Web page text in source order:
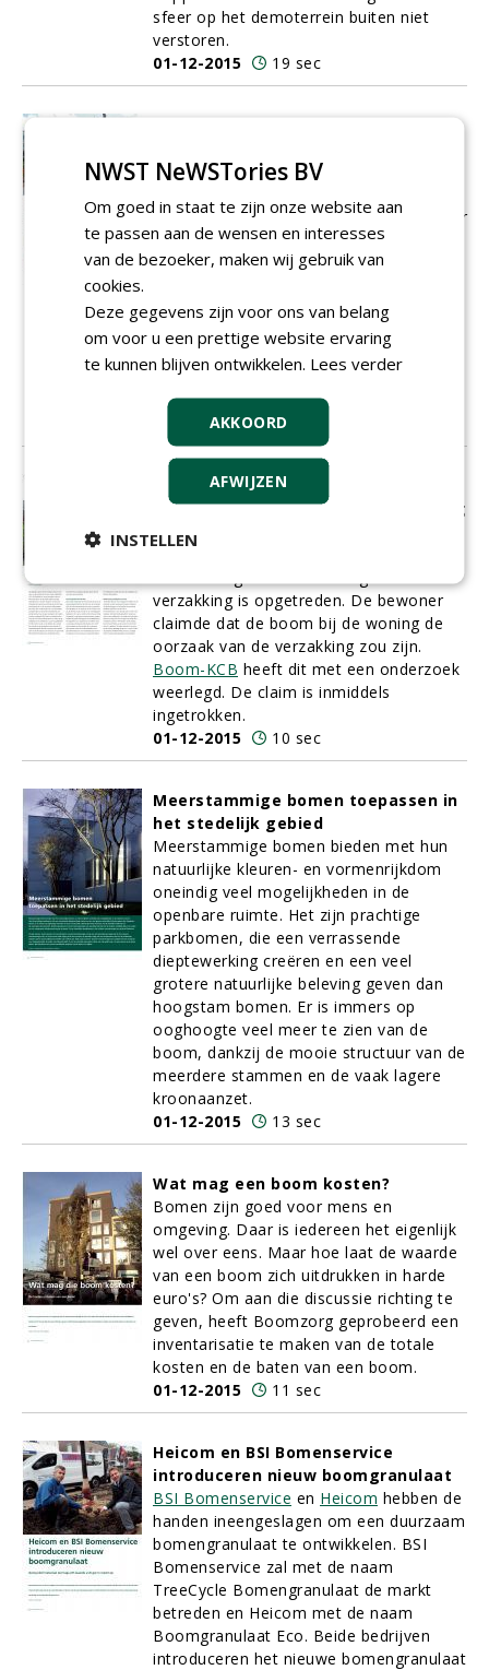
sfeer op het demoterrein buiten niet
verstoren.
01-12-2015
19 sec
Op9 mei 2015 is de Paleisbrug in 's-
geopend. Het viaduct (een brug gaat over
water) is een ontwerpvan Mels Crouwel
en is aangeplant volgens een
Verhagen, Günther Rutten en Jaap Smit
vanCobraadviseurs hebben tijdens de
voorbereidings- en uitvoeringsfase
intensief samengewerkt met
opdrachtgever en opdrachtnemers.
01-12-2015
13 sec
Zomereik gaat vrijuit na
beschuldiging van woningverzakking
Nabij het dorp Peize in de gemeente
verzakking is opgetreden. De bewoner
claimde dat de boom bij de woning de
oorzaak van de verzakking zou zijn.
Boom-KCB heeft dit met een onderzoek
weerlegd. De claim is inmiddels
ingetrokken.
01-12-2015
10 sec
Meerstammige bomen toepassen in
het stedelijk gebied
Meerstammige bomen bieden met hun
natuurlijke kleuren- en vormenrijkdom
oneindig veel mogelijkheden in de
openbare ruimte. Het zijn prachtige
parkbomen, die een verrassende
dieptewerking creëren en een veel
grotere natuurlijke beleving geven dan
hoogstam bomen. Er is immers op
ooghoogte veel meer te zien van de
boom, dankzij de mooie structuur van de
meerdere stammen en de vaak lagere
kroonaanzet.
01-12-2015
13 sec
Wat mag een boom kosten?
Bomen zijn goed voor mens en
omgeving. Daar is iedereen het eigenlijk
wel over eens. Maar hoe laat de waarde
van een boom zich uitdrukken in harde
euro's? Om aan die discussie richting te
geven, heeft Boomzorg geprobeerd een
inventarisatie te maken van de totale
kosten en de baten van een boom.
01-12-2015
11 sec
Heicom en BSI Bomenservice
introduceren nieuw boomgranulaat
BSI Bomenservice en Heicom hebben de
handen ineengeslagen om een duurzaam
bomengranulaat te ontwikkelen. BSI
Bomenservice zal met de naam
TreeCycle Bomengranulaat de markt
betreden en Heicom met de naam
Boomgranulaat Eco. Beide bedrijven
introduceren het nieuwe bomengranulaat
NWST NeWSTories BV
Om goed in staat te zijn onze website aan
te passen aan de wensen en interesses
van de bezoeker, maken wij gebruik van
cookies.
Deze gegevens zijn voor ons van belang
om voor u een prettige website ervaring
te kunnen blijven ontwikkelen. Lees verder
AKKOORD
AFWIJZEN
INSTELLEN